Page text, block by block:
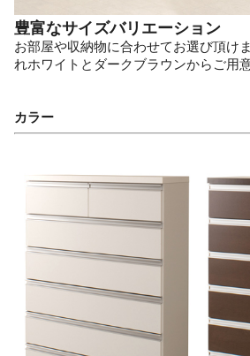
豊富なサイズバリエーション
お部屋や収納物に合わせてお選び頂け
れホワイトとダークブラウンからご用
カラー